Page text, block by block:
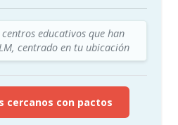
educativos que han
centrado en tu ubicación
con pactos